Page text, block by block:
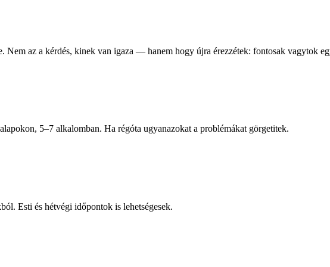
Nem az a kérdés, kinek van igaza — hanem hogy újra érezzétek: fontosak vagytok
5–7 alkalomban. Ha régóta ugyanazokat a problémákat görgetitek.
Esti és hétvégi időpontok is lehetségesek.